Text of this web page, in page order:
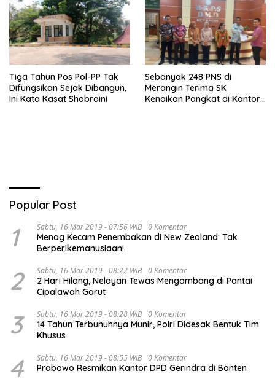
Tiga Tahun Pos Pol-PP Tak
Difungsikan Sejak Dibangun,
Ini Kata Kasat Shobraini
Sebanyak 248 PNS di
Merangin Terima SK
Kenaikan Pangkat di Kantor
Popular Post
1 Sabtu, 16 Mar 2019 - 07:56 WIB 0 Komentar
Menag Kecam Penembakan di New Zealand: Tak
Berperikemanusiaan!
2 Sabtu, 16 Mar 2019 - 08:22 WIB 0 Komentar
2 Hari Hilang, Nelayan Tewas Mengambang di Pantai
Cipalawah Garut
3 Sabtu, 16 Mar 2019 - 08:28 WIB 0 Komentar
14 Tahun Terbunuhnya Munir, Polri Didesak Bentuk Tim
Khusus
4 Sabtu, 16 Mar 2019 - 08:55 WIB 0 Komentar
Prabowo Resmikan Kantor DPD Gerindra di Banten